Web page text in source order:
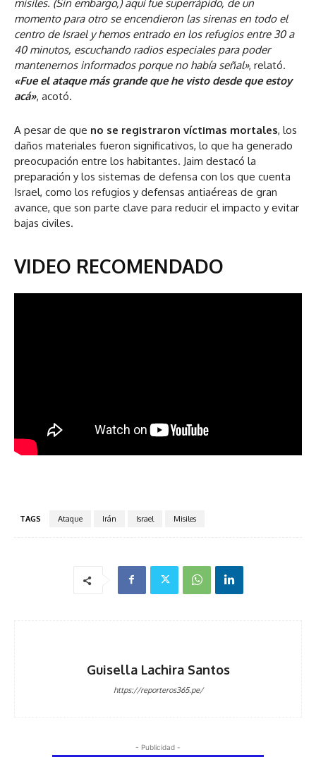
misiles. (Sin embargo,) aquí fue superrápido, de un
momento para otro se encendieron las sirenas en todo el
centro de Israel y hemos entrado en los refugios entre 30 a
40 minutos, escuchando radios especiales para poder
mantenernos informados porque no había señal», relató.
«Fue el ataque más grande que he visto desde que estoy
acá», acotó.
A pesar de que no se registraron víctimas mortales, los
daños materiales fueron significativos, lo que ha generado
preocupación entre los habitantes. Jaim destacó la
preparación y los sistemas de defensa con los que cuenta
Israel, como los refugios y defensas antiaéreas de gran
avance, que son parte clave para reducir el impacto y evitar
bajas civiles.
VIDEO RECOMENDADO
TAGS Ataque Irán Israel Misiles
Guisella Lachira Santos
https://reporteros365.pe/
- Publicidad -